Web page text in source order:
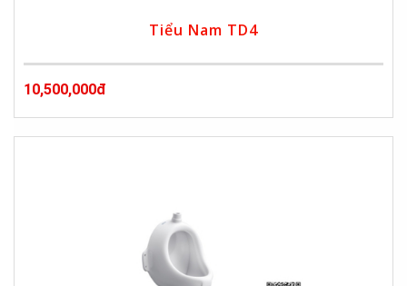
Tiểu Nam TD4
10,500,000đ